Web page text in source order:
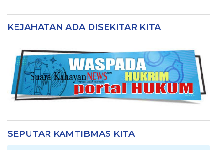
KEJAHATAN ADA DISEKITAR KITA
SEPUTAR KAMTIBMAS KITA